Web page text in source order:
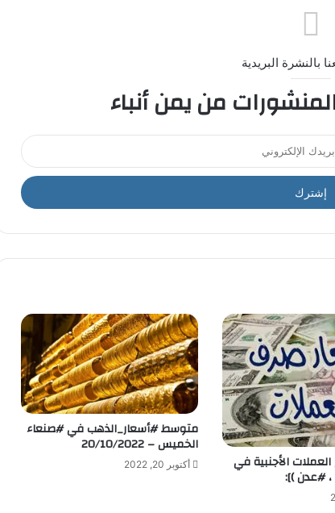
بالنشرة البريدية
من يمن أنباء
الأجنبية في
#عدن )]:
متوسط #أسعار_الذهب في #صنعاء
الخميس – 20/10/2022
أكتوبر 20, 2022